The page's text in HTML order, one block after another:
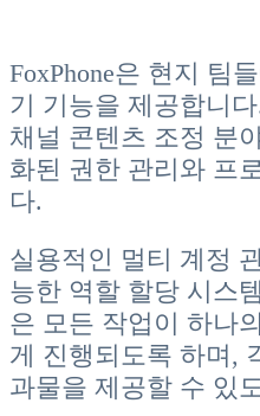
FoxPhone은 현지 팀
기 기능을 제공합니
채널 콘텐츠 조정 분
화된 권한 관리와 프
다.
실용적인 멀티 계정
능한 역할 할당 시스
은 모든 작업이 하나
게 진행되도록 하며,
과물을 제공할 수 있